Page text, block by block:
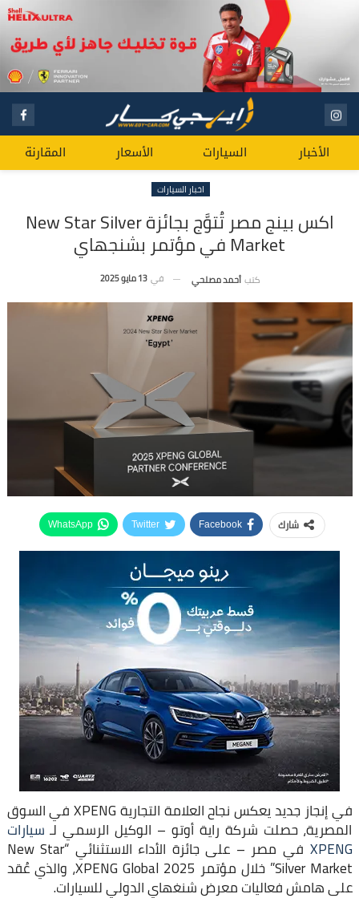
الأخبار السيارات الأسعار المقارنة
اخبار السيارات
اكس بينج مصر تُتوَّج بجائزة New Star Silver
Market في مؤتمر بشنجهاي
كتب أحمد مصلحي في 13 مايو 2025
شارك Facebook
Twitter
WhatsApp
في إنجاز جديد يعكس نجاح العلامة التجارية XPENG في السوق
المصرية، حصلت شركة راية أوتو – الوكيل الرسمي لـ سيارات
XPENG في مصر – على جائزة الأداء الاستثنائي “New Star
Silver Market” خلال مؤتمر XPENG Global 2025، والذي عُقد
على هامش فعاليات معرض شنغهاي الدولي للسيارات.